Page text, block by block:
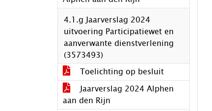
4.1.g Jaarverslag 2024
uitvoering Participatiewet en
aanverwante dienstverlening
(3573493)
Toelichting op besluit
Jaarverslag 2024 Alphen
aan den Rijn